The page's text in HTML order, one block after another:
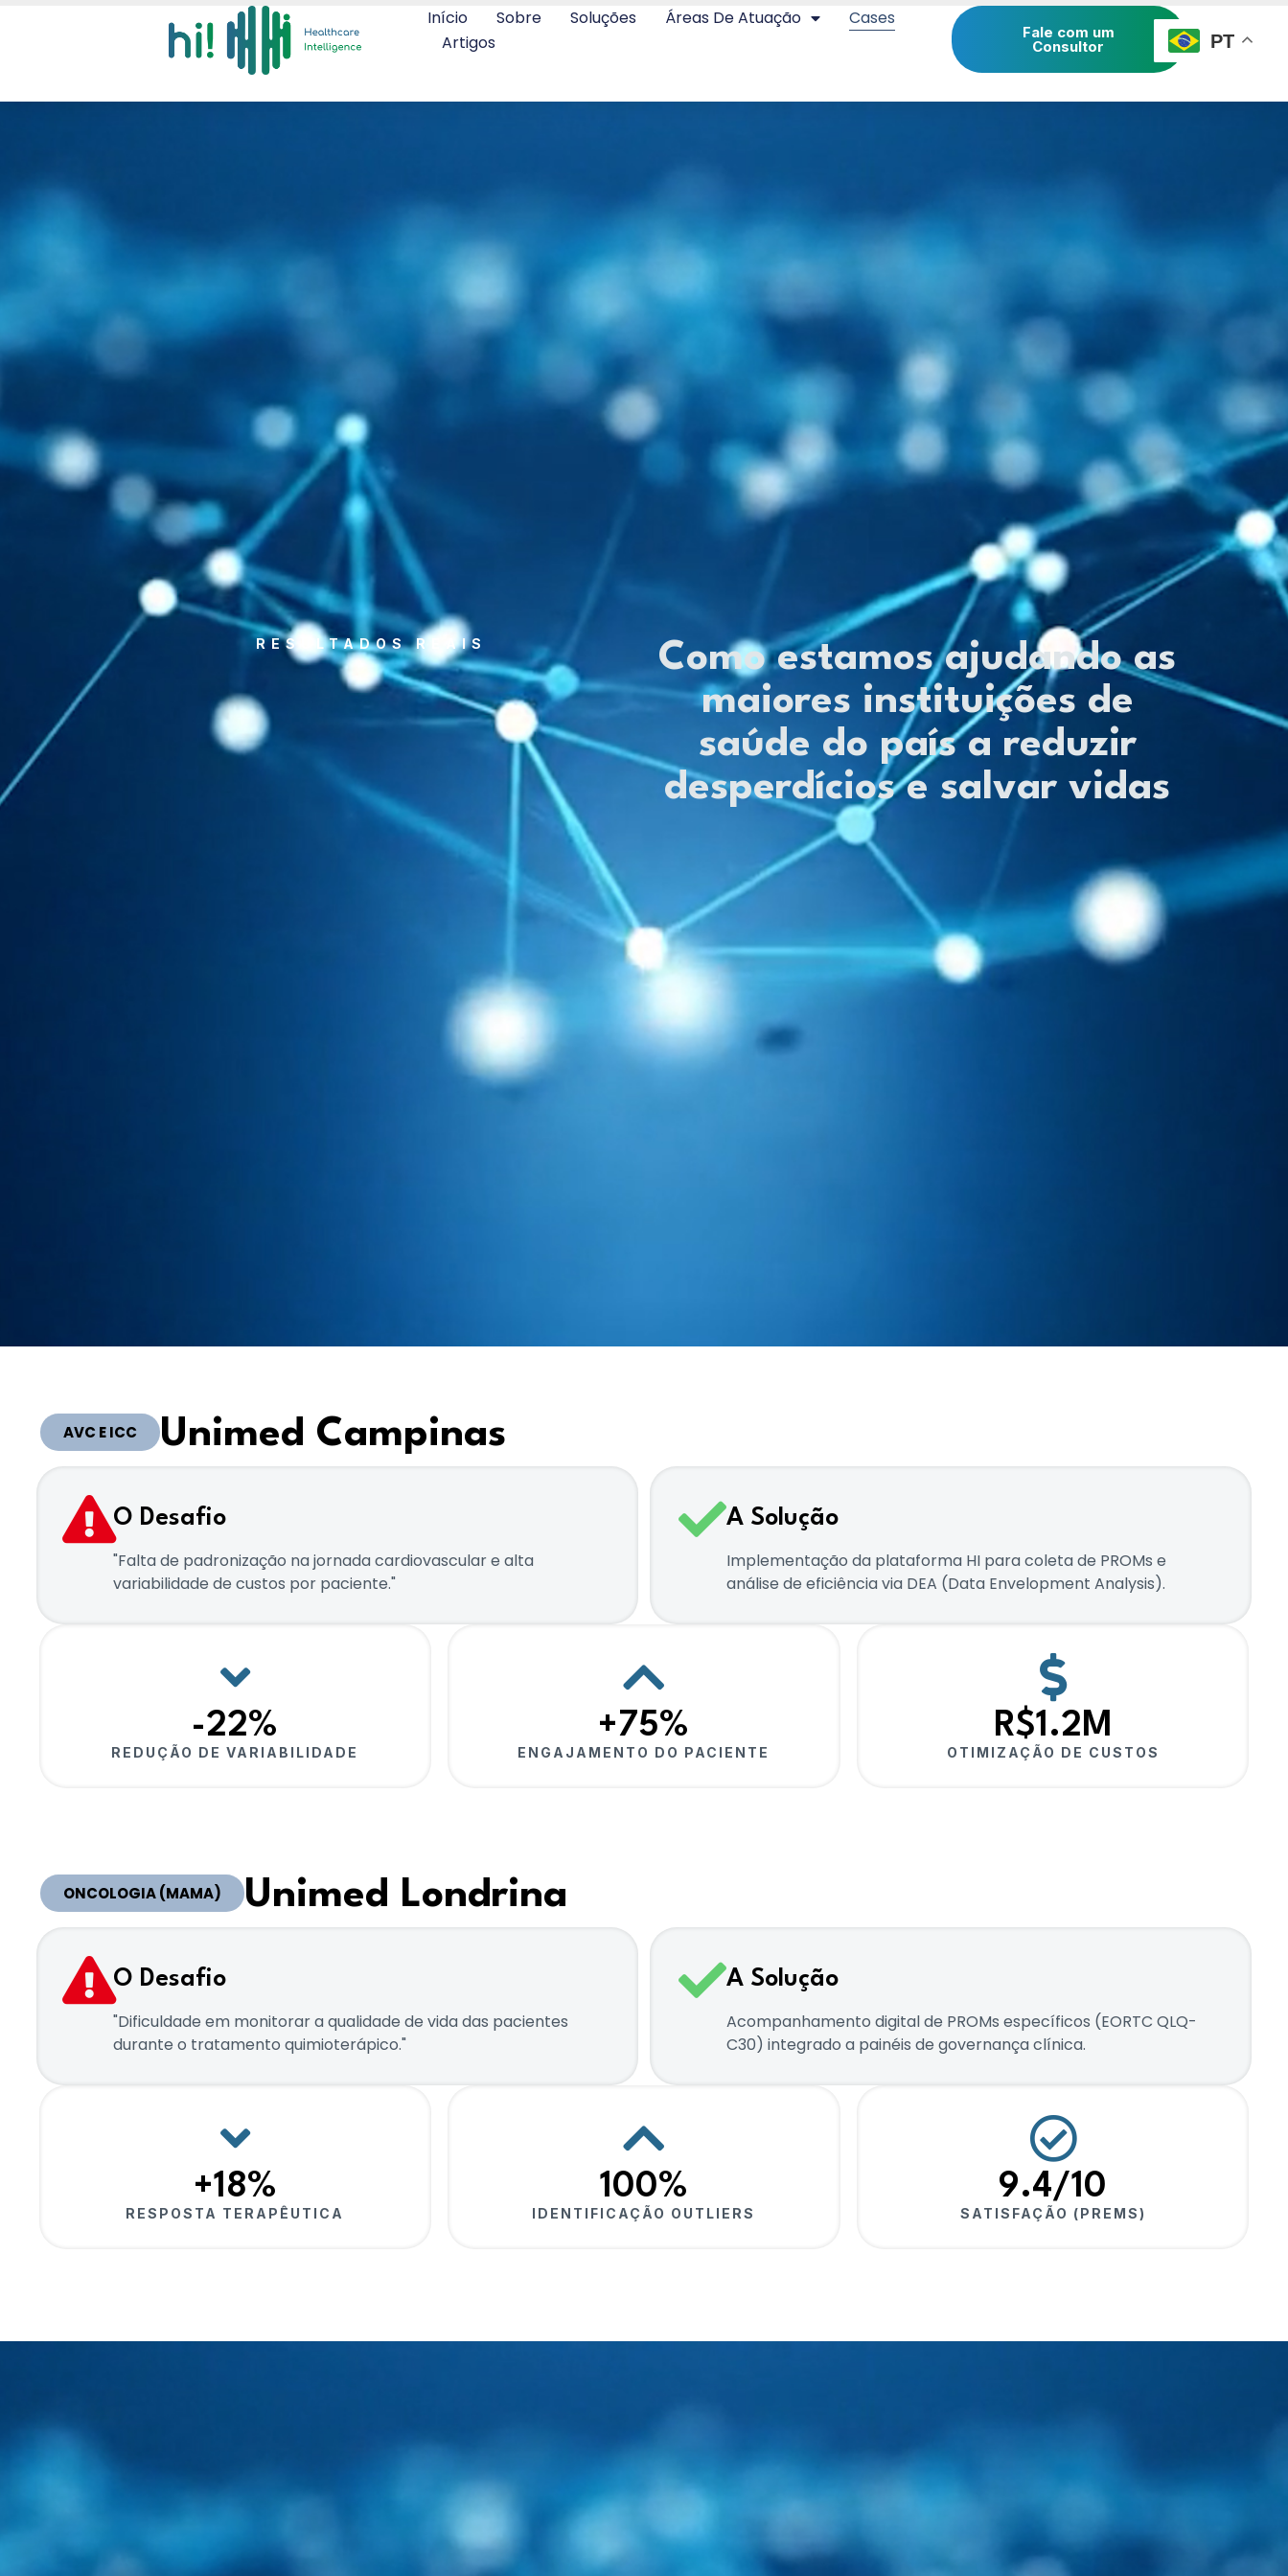
Início Sobre Soluções Áreas De Atuação
Cases
Artigos
Fale com um
Consultor
RESULTADOS REAIS
Como estamos ajudando as
maiores instituições de
saúde do país a reduzir
desperdícios e salvar vidas
AVC E ICC Unimed Campinas
O Desafio
"Falta de padronização na jornada cardiovascular e alta
variabilidade de custos por paciente."
A Solução
Implementação da plataforma HI para coleta de PROMs e
análise de eficiência via DEA (Data Envelopment Analysis).
-22%
REDUÇÃO DE VARIABILIDADE
+75%
ENGAJAMENTO DO PACIENTE
R$1.2M
OTIMIZAÇÃO DE CUSTOS
ONCOLOGIA (MAMA) Unimed Londrina
O Desafio
"Dificuldade em monitorar a qualidade de vida das pacientes
durante o tratamento quimioterápico."
A Solução
Acompanhamento digital de PROMs específicos (EORTC QLQ-
C30) integrado a painéis de governança clínica.
+18%
RESPOSTA TERAPÊUTICA
100%
IDENTIFICAÇÃO OUTLIERS
9.4/10
SATISFAÇÃO (PREMS)
PT